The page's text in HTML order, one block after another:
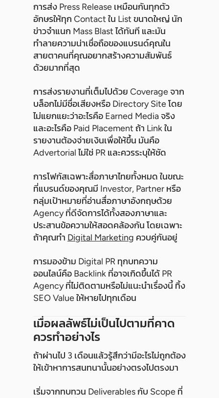
การส่ง Press Release เหมือนกันทุกตัว
อักษรให้ทุก Contact ใน List ขนาดใหญ่ นัก
ข่าวจำแนก Mass Blast ได้ทันที และมัน
ทำลายความน่าเชื่อถือของแบรนด์คุณใน
สายตาคนที่คุณอยากสร้างความสัมพันธ์
ด้วยมากที่สุด
การส่งรายงานที่เต็มไปด้วย Coverage จาก
บล็อกไม่มีชื่อเสียงหรือ Directory Site โดย
ไม่แยกแยะว่าอะไรคือ Earned Media จริง
และอะไรคือ Paid Placement ถ้า Link ใน
รายงานต้องจ่ายเงินเพื่อให้ขึ้น มันคือ
Advertorial ไม่ใช่ PR และควรระบุให้ชัด
การโฟกัสเฉพาะสื่อภาษาไทยทั้งหมด ในขณะ
ที่แบรนด์ของคุณมี Investor, Partner หรือ
กลุ่มเป้าหมายที่อ่านสื่อภาษาอังกฤษด้วย
Agency ที่ดีจัดการได้ทั้งสองภาษาและ
ประสานข้อความให้สอดคล้องกัน โดยเฉพาะ
ถ้าคุณทำ Digital Marketing ควบคู่กันอยู่
การมองข้าม Digital PR ทุกบทความ
ออนไลน์คือ Backlink ที่อาจเกิดขึ้นได้ PR
Agency ที่ไม่ติดตามหรือไม่แนะนำเรื่องนี้ ทิ้ง
SEO Value ให้หายไปทุกเดือน
เมื่อผลลัพธ์ไม่เป็นไปตามที่คาด
ควรทำอย่างไร
ถ้าผ่านไป 3 เดือนแล้วรู้สึกว่ามีอะไรไม่ถูกต้อง
ให้เข้าหาการสนทนานั้นอย่างตรงไปตรงมา
เริ่มจากทบทวน Deliverables กับ Scope ที่